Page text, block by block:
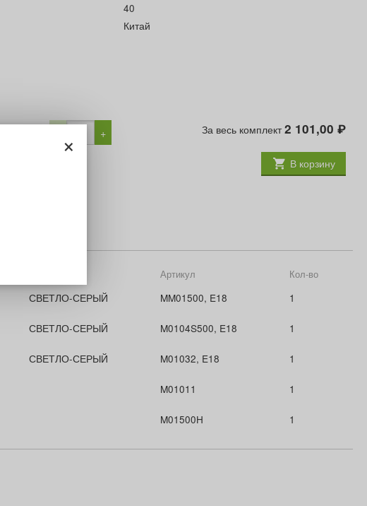
40
Китай
+ За весь комплект2 101,00 ₽
В корзину
Артикул Кол-во
СВЕТЛО-СЕРЫЙ MM01500, E18 1
СВЕТЛО-СЕРЫЙ M0104S500, E18 1
СВЕТЛО-СЕРЫЙ M01032, E18 1
M01011 1
M01500H 1
×